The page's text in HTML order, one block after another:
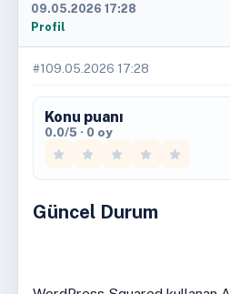
09.05.2026 17:28
Profil
#1 09.05.2026 17:28
Konu puanı
0.0/5 · 0 oy
Güncel Durum